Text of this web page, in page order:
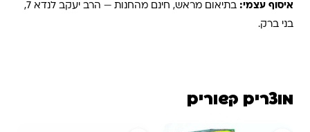
איסוף עצמי: בתיאום מראש, חינם מהחנות — הרב יעקב לנדא 7,
בני ברק.
מוצרים קשורים